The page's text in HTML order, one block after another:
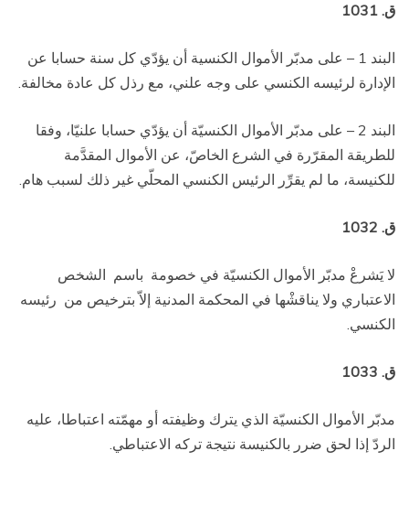
ق. 1031
البند 1 – على مدبّر الأموال الكنسية أن يؤدّي كل سنة حسابا عن
الإدارة لرئيسه الكنسي على وجه علني، مع رذل كل عادة مخالفة.
البند 2 – على مدبّر الأموال الكنسيّة أن يؤدّي حسابا علنيّا، وفقا
للطريقة المقرّرة في الشرع الخاصّ، عن الأموال المقدَّمة
للكنيسة، ما لم يقرِّر الرئيس الكنسي المحلّي غير ذلك لسبب هام.
ق. 1032
لا يَشرعْ مدبّر الأموال الكنسيّة في خصومة باسم الشخص
الاعتباري ولا يناقشْها في المحكمة المدنية إلاّ بترخيص من رئيسه
الكنسي.
ق. 1033
مدبّر الأموال الكنسيّة الذي يترك وظيفته أو مهمّته اعتباطا، عليه
الردّ إذا لحق ضرر بالكنيسة نتيجة تركه الاعتباطي.